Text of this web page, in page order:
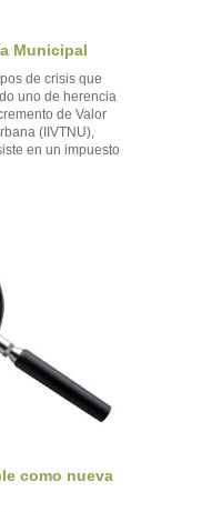
Municipal
de crisis que
uno de herencia
de Valor
(IIVTNU),
en un impuesto
como nueva